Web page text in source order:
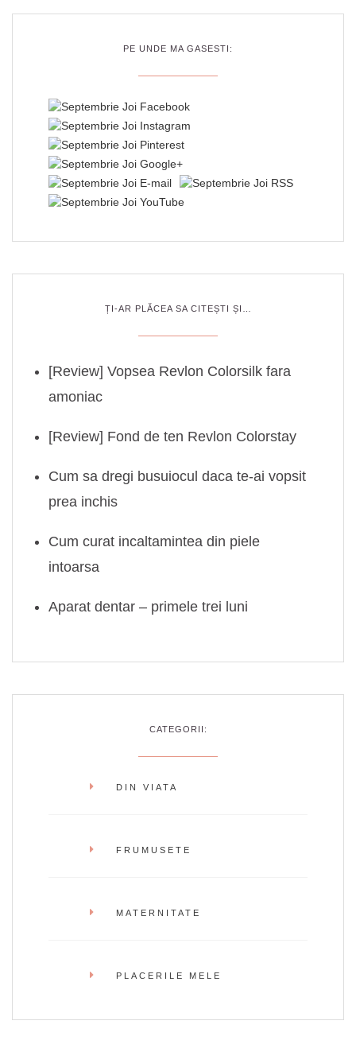
PE UNDE MA GASESTI:
ȚI-AR PLĂCEA SA CITEȘTI ȘI…
[Review] Vopsea Revlon Colorsilk fara
amoniac
[Review] Fond de ten Revlon Colorstay
Cum sa dregi busuiocul daca te-ai vopsit
prea inchis
Cum curat incaltamintea din piele
intoarsa
Aparat dentar – primele trei luni
CATEGORII:
DIN VIATA
FRUMUSETE
MATERNITATE
PLACERILE MELE